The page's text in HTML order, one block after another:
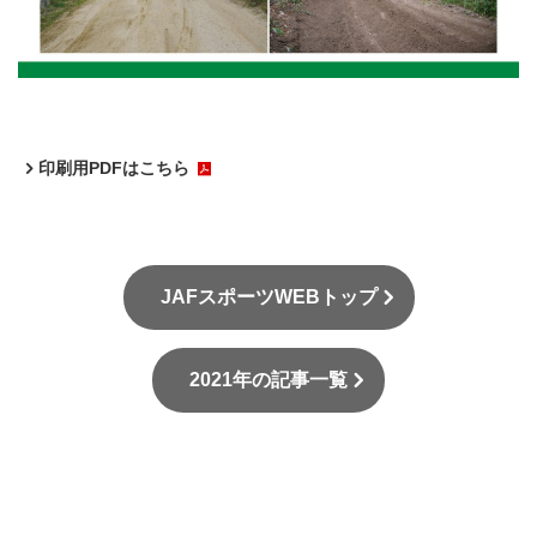
印刷用PDFはこちら
JAFスポーツWEBトップ
2021年の記事一覧